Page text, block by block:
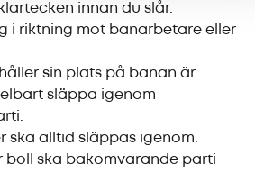
innan du slår.
i riktning mot banarbetare eller
sin plats på banan är
släppa igenom
ska alltid släppas igenom.
boll ska bakomvarande parti